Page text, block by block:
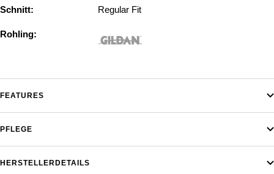
Schnitt: Regular Fit
Rohling:
FEATURES
PFLEGE
HERSTELLERDETAILS